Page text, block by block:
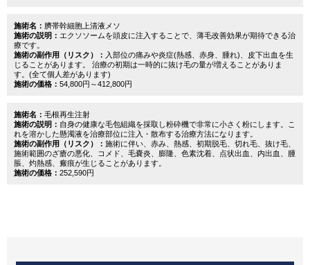
施術名： 臍帯幹細胞上清液メソ
施術の説明： エクソソームを頭皮に注入することで、薄毛改善効果が期待できる治
療です。
施術の副作用（リスク）： 入部位の痛みや炎症(熱感、赤身、腫れ)、皮下出血を生
じることがあります。 治療の初期は一時的に抜け毛の量が増えることがありま
す。(全て個人差があります)
施術の価格： 54,800円～412,800円
施術名： 毛根再生注射
施術の説明： 自身の健康な毛包組織を採取し粉砕機で非常に小さく粉にします。こ
れを溶かした懸濁液を治療部位に注入・散布する治療方法になります。
施術の副作用（リスク）： 施術に伴い、赤み、熱感、初期脱毛、切れ毛、抜け毛、
施術範囲のざ瘡の悪化、コメド、毛嚢炎、膨隆、色素沈着、点状出血、内出血、腫
脹、灼熱感、瘢痕が生じることがあります。
施術の価格： 252,590円